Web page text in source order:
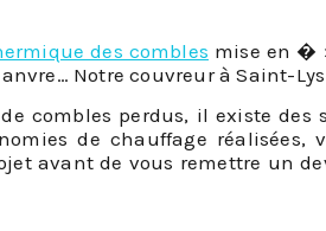
des combles mise en �
Notre couvreur à Saint-
combles perdus, il existe
de chauffage
avant de vous remettre un